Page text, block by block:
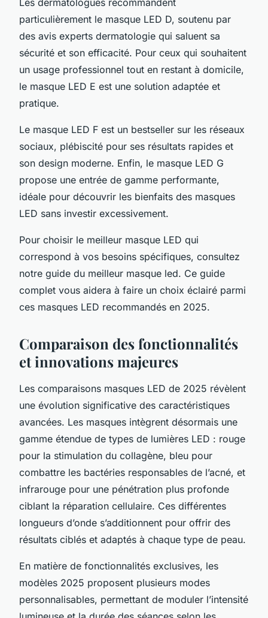
particulièrement le masque LED D, soutenu par
des avis experts dermatologie qui saluent sa
sécurité et son efficacité. Pour ceux qui souhaitent
un usage professionnel tout en restant à domicile,
le masque LED E est une solution adaptée et
pratique.
Le masque LED F est un bestseller sur les réseaux
sociaux, plébiscité pour ses résultats rapides et
son design moderne. Enfin, le masque LED G
propose une entrée de gamme performante,
idéale pour découvrir les bienfaits des masques
LED sans investir excessivement.
Pour choisir le meilleur masque LED qui
correspond à vos besoins spécifiques, consultez
notre guide du meilleur masque led. Ce guide
complet vous aidera à faire un choix éclairé parmi
ces masques LED recommandés en 2025.
Comparaison des fonctionnalités
et innovations majeures
Les comparaisons masques LED de 2025 révèlent
une évolution significative des caractéristiques
avancées. Les masques intègrent désormais une
gamme étendue de types de lumières LED : rouge
pour la stimulation du collagène, bleu pour
combattre les bactéries responsables de l’acné, et
infrarouge pour une pénétration plus profonde
ciblant la réparation cellulaire. Ces différentes
longueurs d’onde s’additionnent pour offrir des
résultats ciblés et adaptés à chaque type de peau.
En matière de fonctionnalités exclusives, les
modèles 2025 proposent plusieurs modes
personnalisables, permettant de moduler l’intensité